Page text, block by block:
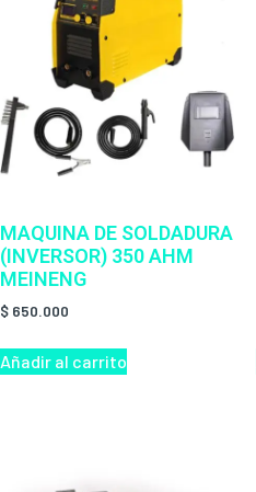
MAQUINA DE SOLDADURA
(INVERSOR) 350 AHM
MEINENG
$ 650.000
Añadir al carrito